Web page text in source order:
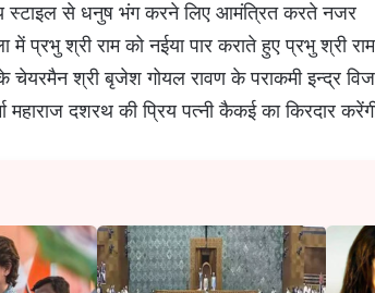
स्टाइल से धनुष भंग करने लिए आमंत्रित करते नजर
श्री राम को नईया पार कराते हुए प्रभु श्री
श्री बृजेश गोयल रावण के पराकमी इन्द्र
महाराज दशरथ की प्रिय पत्नी कैकई का किरदार